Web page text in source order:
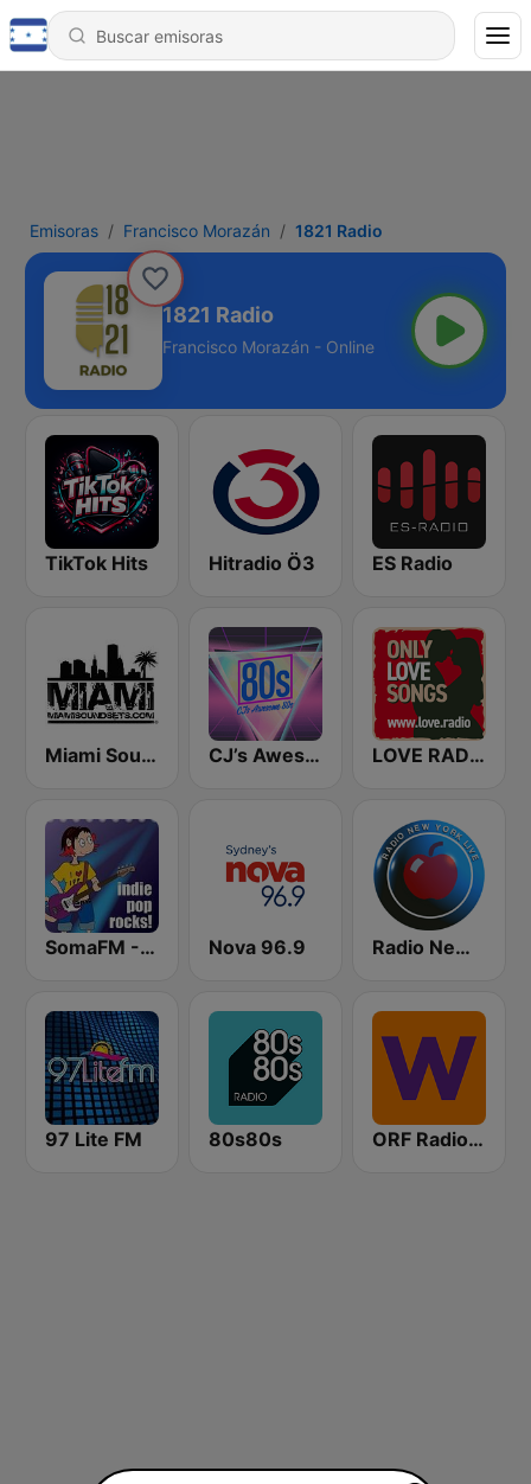
Emisoras Francisco Morazán 1821 Radio
1821 Radio
Francisco Morazán - Online
TikTok Hits Hitradio Ö3 ES Radio
Miami SoundSets CJ’s Awesome 80s LOVE RADIO www.LOVE.radio
SomaFM - Indie Pop Rocks! Nova 96.9 Radio New York Live
97 Lite FM 80s80s ORF Radio Wien